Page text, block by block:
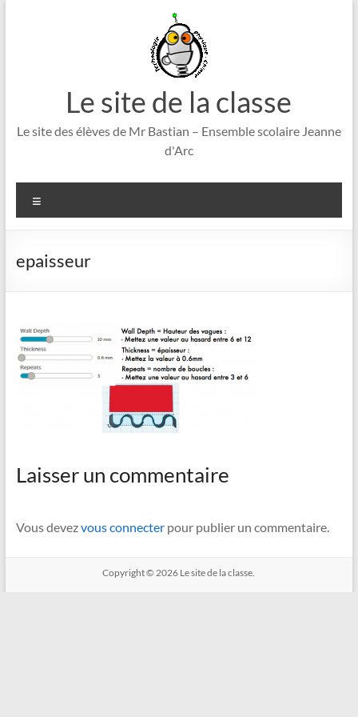
Le site de la classe
Le site des élèves de Mr Bastian – Ensemble scolaire Jeanne
d'Arc
epaisseur
Laisser un commentaire
Vous devezvous connecterpour publier un commentaire.
Copyright © 2026 Le site de la classe.